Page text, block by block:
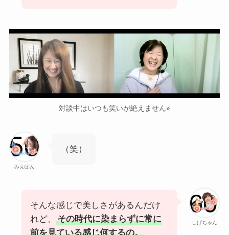
対談中はいつも笑いが絶えません⭐︎
みえぽん
（笑）
しげちゃん
そんな感じで美しさがあるんだけ
れど、
その時代に染まらずに常に
前を見ている感じ何するの。